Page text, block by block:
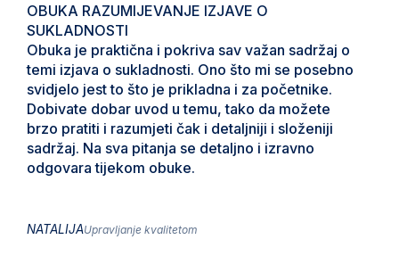
OBUKA RAZUMIJEVANJE IZJAVE O
SUKLADNOSTI
Obuka je praktična i pokriva sav važan sadržaj o
temi izjava o sukladnosti. Ono što mi se posebno
svidjelo jest to što je prikladna i za početnike.
Dobivate dobar uvod u temu, tako da možete
brzo pratiti i razumjeti čak i detaljniji i složeniji
sadržaj. Na sva pitanja se detaljno i izravno
odgovara tijekom obuke.
NATALIJAUpravljanje kvalitetom